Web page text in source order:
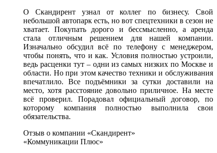
О Скандирент узнал от коллег по бизнесу. Свой
небольшой автопарк есть, но вот спецтехники в сезон не
хватает. Покупать дорого и бессмысленно, а аренда
стала отличным решением для нашей компании.
Изначально обсудил всё по телефону с менеджером,
чтобы понять, что и как. Условия полностью устроили,
ведь расценки тут – одни из самых низких по Москве и
области. Но при этом качество техники и обслуживания
впечатлило. Все подъёмники за сутки доставили на
место, хотя расстояние довольно приличное. На месте
всё проверил. Порадовал официальный договор, по
которому компания полностью выполнила свои
обязательства.
Отзыв о компании «Скандирент»
«Коммуникации Плюс»